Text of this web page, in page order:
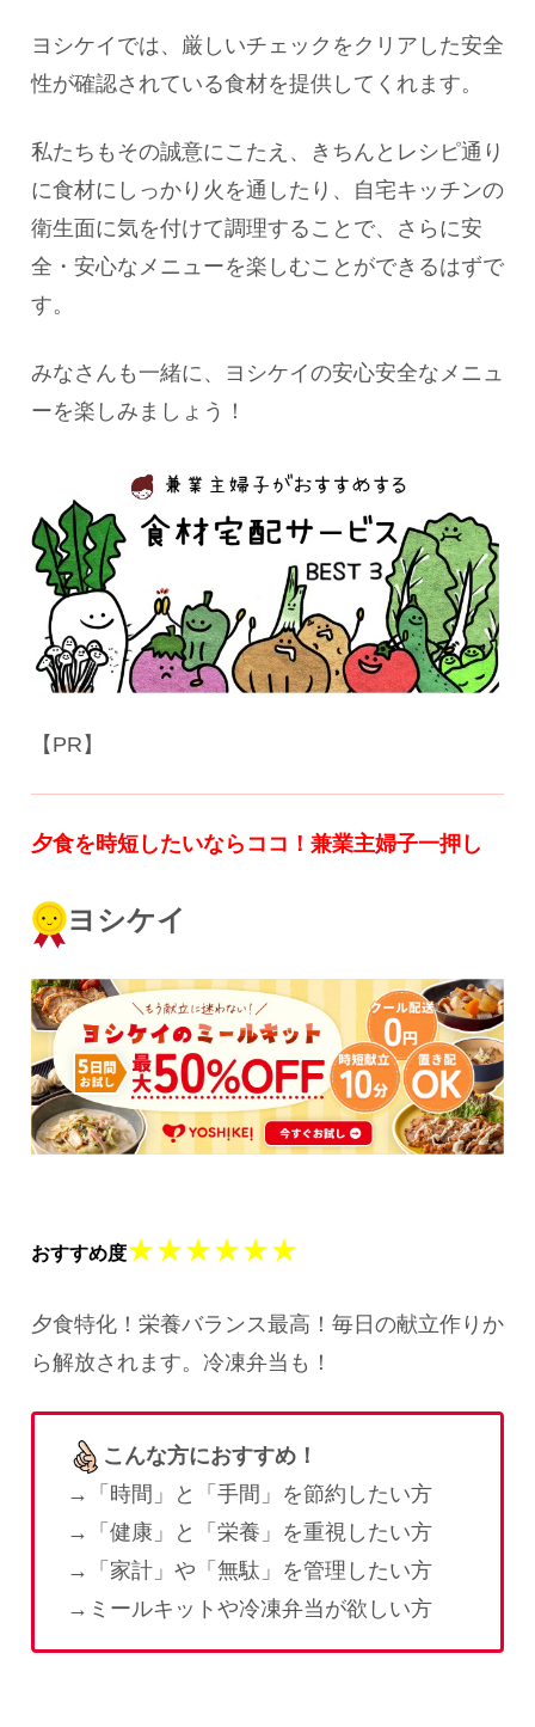
ヨシケイでは、厳しいチェックをクリアした安全
性が確認されている食材を提供してくれます。
私たちもその誠意にこたえ、きちんとレシピ通り
に食材にしっかり火を通したり、自宅キッチンの
衛生面に気を付けて調理することで、さらに安
全・安心なメニューを楽しむことができるはずで
す。
みなさんも一緒に、ヨシケイの安心安全なメニュ
ーを楽しみましょう！
【PR】
夕食を時短したいならココ！ 兼業主婦子一押し
ヨシケイ
おすすめ度★★★★★★
夕食特化！栄養バランス最高！毎日の献立作りか
ら解放されます。冷凍弁当も！
こんな方におすすめ！
→「時間」と「手間」を節約したい方
→「健康」と「栄養」を重視したい方
→「家計」や「無駄」を管理したい方
→ミールキットや冷凍弁当が欲しい方